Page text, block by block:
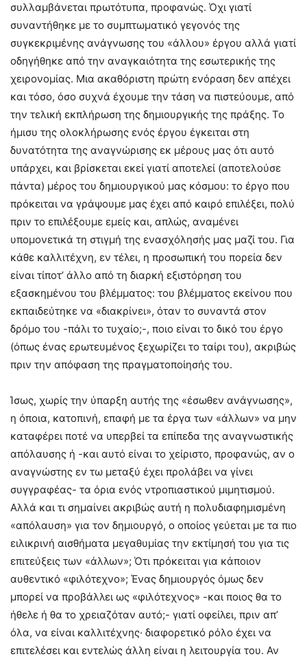
συλλαμβάνεται πρωτότυπα, προφανώς. Όχι γιατί
συναντήθηκε με το συμπτωματικό γεγονός της
συγκεκριμένης ανάγνωσης του «άλλου» έργου αλλά γιατί
οδηγήθηκε από την αναγκαιότητα της εσωτερικής της
χειρονομίας. Μια ακαθόριστη πρώτη ενόραση δεν απέχει
και τόσο, όσο συχνά έχουμε την τάση να πιστεύουμε, από
την τελική εκπλήρωση της δημιουργικής της πράξης. Το
ήμισυ της ολοκλήρωσης ενός έργου έγκειται στη
δυνατότητα της αναγνώρισης εκ μέρους μας ότι αυτό
υπάρχει, και βρίσκεται εκεί γιατί αποτελεί (αποτελούσε
πάντα) μέρος του δημιουργικού μας κόσμου: το έργο που
πρόκειται να γράψουμε μας έχει από καιρό επιλέξει, πολύ
πριν το επιλέξουμε εμείς και, απλώς, αναμένει
υπομονετικά τη στιγμή της ενασχόλησής μας μαζί του. Για
κάθε καλλιτέχνη, εν τέλει, η προσωπική του πορεία δεν
είναι τίποτ’ άλλο από τη διαρκή εξιστόρηση του
εξασκημένου του βλέμματος: του βλέμματος εκείνου που
εκπαιδεύτηκε να «διακρίνει», όταν το συναντά στον
δρόμο του -πάλι το τυχαίο;-, ποιο είναι το δικό του έργο
(όπως ένας ερωτευμένος ξεχωρίζει το ταίρι του), ακριβώς
πριν την απόφαση της πραγματοποίησής του.
Ίσως, χωρίς την ύπαρξη αυτής της «έσωθεν ανάγνωσης»,
η όποια, κατοπινή, επαφή με τα έργα των «άλλων» να μην
καταφέρει ποτέ να υπερβεί τα επίπεδα της αναγνωστικής
απόλαυσης ή -και αυτό είναι το χείριστο, προφανώς, αν ο
αναγνώστης εν τω μεταξύ έχει προλάβει να γίνει
συγγραφέας- τα όρια ενός ντροπιαστικού μιμητισμού.
Αλλά και τι σημαίνει ακριβώς αυτή η πολυδιαφημισμένη
«απόλαυση» για τον δημιουργό, ο οποίος γεύεται με τα πιο
ειλικρινή αισθήματα μεγαθυμίας την εκτίμησή του για τις
επιτεύξεις των «άλλων»; Ότι πρόκειται για κάποιον
αυθεντικό «φιλότεχνο»; Ένας δημιουργός όμως δεν
μπορεί να προβάλλει ως «φιλότεχνος» -και ποιος θα το
ήθελε ή θα το χρειαζόταν αυτό;- γιατί οφείλει, πριν απ’
όλα, να είναι καλλιτέχνης· διαφορετικό ρόλο έχει να
επιτελέσει και εντελώς άλλη είναι η λειτουργία του. Αν